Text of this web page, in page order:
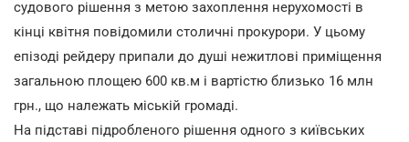
судового рішення з метою захоплення нерухомості в
кінці квітня повідомили столичні прокурори. У цьому
епізоді рейдеру припали до душі нежитлові приміщення
загальною площею 600 кв.м і вартістю близько 16 млн
грн., що належать міській громаді.
На підставі підробленого рішення одного з київських